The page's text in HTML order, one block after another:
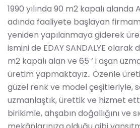
1990 yılında 90 m2 kapalı alanda
adında faaliyete başlayan
yeniden yapılanmaya giderek
ismini de EDAY SANDALYE
m2 kapalı alan ve 65 ‘ i aşan
üretim yapmaktayız.. Özenle
güzel renk ve model çeşitleriyle,
uzmanlaştık, ürettik ve hizmet
birikimle, ahşabın doğallığını ve